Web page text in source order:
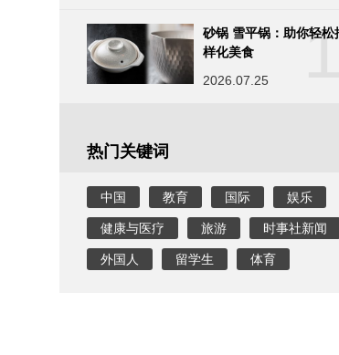
砂锅 雪平锅：助你轻松
样化美食
2026.07.25
热门关键词
中国 教育 国际 娱乐
健康与医疗 旅游 时事社新闻
外国人 留学生 体育